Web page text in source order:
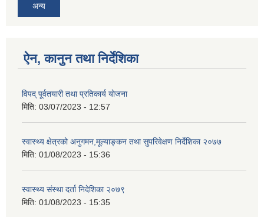
अन्य
ऐन, कानुन तथा निर्देशिका
विपद् पूर्वतयारी तथा प्रतिकार्य याेजना
मिति: 03/07/2023 - 12:57
स्वास्थ्य क्षेत्रको अनुगमन,मूल्याङ्कन तथा सुपरिवेक्षण निर्देशिका २०७७
मिति: 01/08/2023 - 15:36
स्वास्थ्य स‌ंस्था दर्ता निदेशिका २०७९
मिति: 01/08/2023 - 15:35